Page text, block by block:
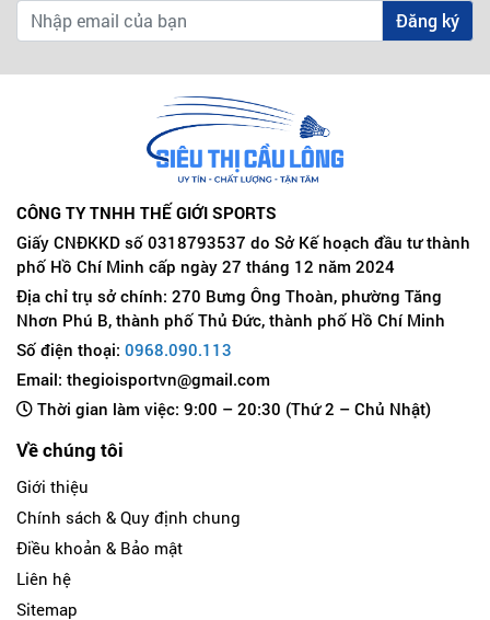
Đăng ký
CÔNG TY TNHH THẾ GIỚI SPORTS
Giấy CNĐKKD số 0318793537 do Sở Kế hoạch đầu tư thành
phố Hồ Chí Minh cấp ngày 27 tháng 12 năm 2024
Địa chỉ trụ sở chính: 270 Bưng Ông Thoàn, phường Tăng
Nhơn Phú B, thành phố Thủ Đức, thành phố Hồ Chí Minh
Số điện thoại: 0968.090.113
Email: thegioisportvn@gmail.com
Thời gian làm việc: 9:00 – 20:30 (Thứ 2 – Chủ Nhật)
Về chúng tôi
Giới thiệu
Chính sách & Quy định chung
Điều khoản & Bảo mật
Liên hệ
Sitemap